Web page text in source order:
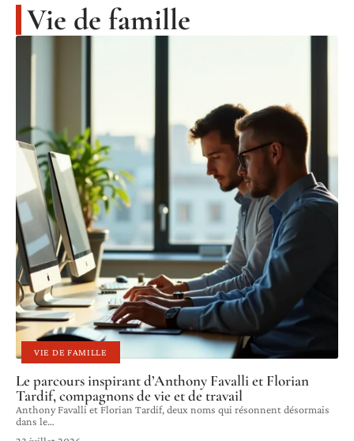
Vie de famille
VIE DE FAMILLE
Le parcours inspirant d’Anthony Favalli et Florian
Tardif, compagnons de vie et de travail
Anthony Favalli et Florian Tardif, deux noms qui résonnent désormais
dans le…